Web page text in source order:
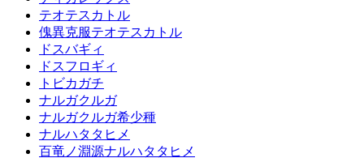
テオテスカトル
傀異克服テオテスカトル
ドスバギィ
ドスフロギィ
トビカガチ
ナルガクルガ
ナルガクルガ希少種
ナルハタタヒメ
百竜ノ淵源ナルハタタヒメ